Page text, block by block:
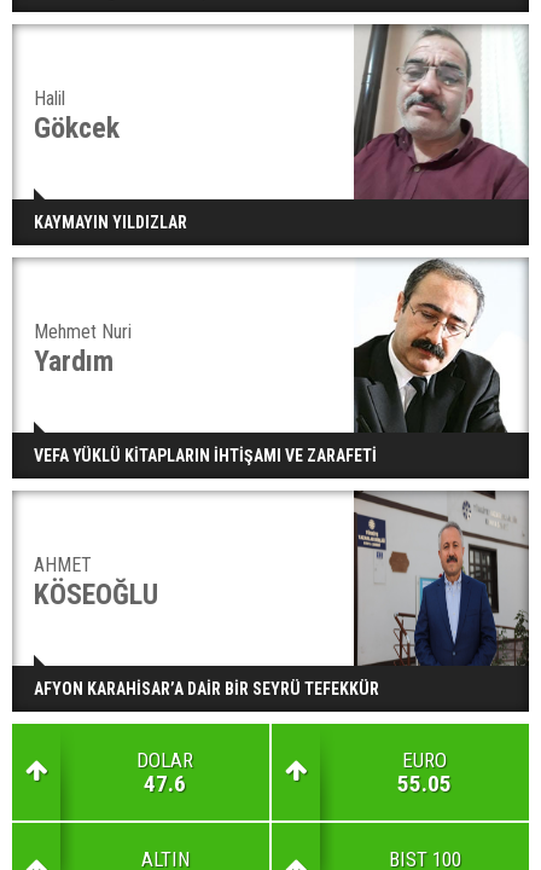
Halil
Gökcek
KAYMAYIN YILDIZLAR
Mehmet Nuri
Yardım
VEFA YÜKLÜ KİTAPLARIN İHTİŞAMI VE ZARAFETİ
AHMET
KÖSEOĞLU
AFYON KARAHİSAR’A DAİR BİR SEYRÜ TEFEKKÜR
DOLAR
47.6
EURO
55.05
ALTIN BIST 100